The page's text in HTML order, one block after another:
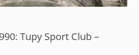
Tupy Sport Club –